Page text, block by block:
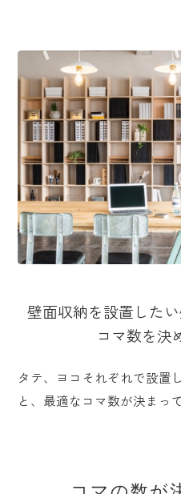
壁面収納を設置した
コマ数を決
タテ、ヨコそれぞれで設置
と、最適なコマ数が決まっ